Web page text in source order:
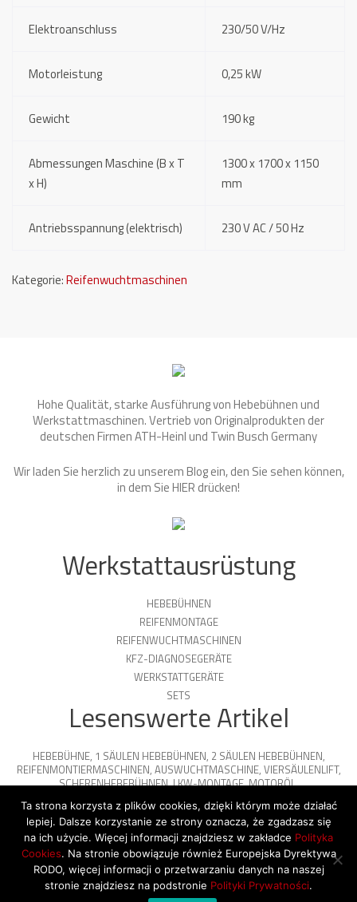
Elektroanschluss 230/50 V/Hz
Motorleistung 0,25 kW
Gewicht 190 kg
Abmessungen Maschine (B x T
x H)
1300 x 1700 x 1150
mm
Antriebsspannung (elektrisch) 230 V AC / 50 Hz
Kategorie:Reifenwuchtmaschinen
Hohe Qualität, starke Ausführung von Hebebühnen und
Werkstattmaschinen. Vertrieb von Originalprodukten der
deutschen Firmen ATH-Heinl und Twin Busch Germany
Wir laden Sie herzlich zu unserem Blog ein, den Sie sehen können,
in dem SieHIER drücken!
Werkstattausrüstung
HEBEBÜHNEN
REIFENMONTAGE
REIFENWUCHTMASCHINEN
KFZ-DIAGNOSEGERÄTE
WERKSTATTGERÄTE
SETS
Lesenswerte Artikel
HEBEBÜHNE, 1 SÄULEN HEBEBÜHNEN, 2 SÄULEN HEBEBÜHNEN,
REIFENMONTIERMASCHINEN, AUSWUCHTMASCHINE, VIERSÄULENLIFT,
SCHERENHEBEBÜHNEN,LKW-MONTAGE,MOTORÖL,
PARKPLATTFORMEN
© 2026 Copyright by SiegStar. All rights
reserved
Regulamin Shipping
Ta strona korzysta z plików cookies, dzięki którym może działać
lepiej. Dalsze korzystanie ze strony oznacza, że zgadzasz się
na ich użycie. Więcej informacji znajdziesz w zakładce Polityka
Cookies. Na stronie obowiązuje również Europejska Dyrektywa
RODO, więcej informacji o przetwarzaniu danych na naszej
stronie znajdziesz na podstronie Polityki Prywatności.